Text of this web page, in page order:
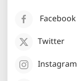
Facebook
Twitter
Instagram